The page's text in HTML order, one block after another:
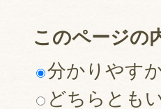
このページの
分かりやす
どちらとも